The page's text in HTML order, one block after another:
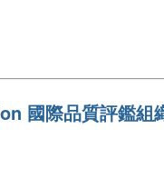
國際品質評鑑組